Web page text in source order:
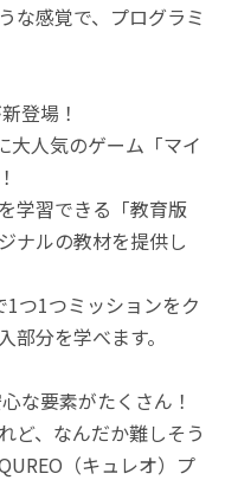
な感覚で、プログラミ
登場！
大人気のゲーム「マイ
学習できる「教育版
ナルの教材を提供し
つ1つミッションをク
部分を学べます。
な要素がたくさん！
ど、なんだか難しそう
（キュレオ）プ